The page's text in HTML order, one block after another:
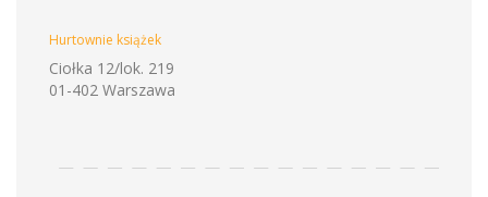
Hurtownie książek
Ciołka 12/lok. 219
01-402 Warszawa